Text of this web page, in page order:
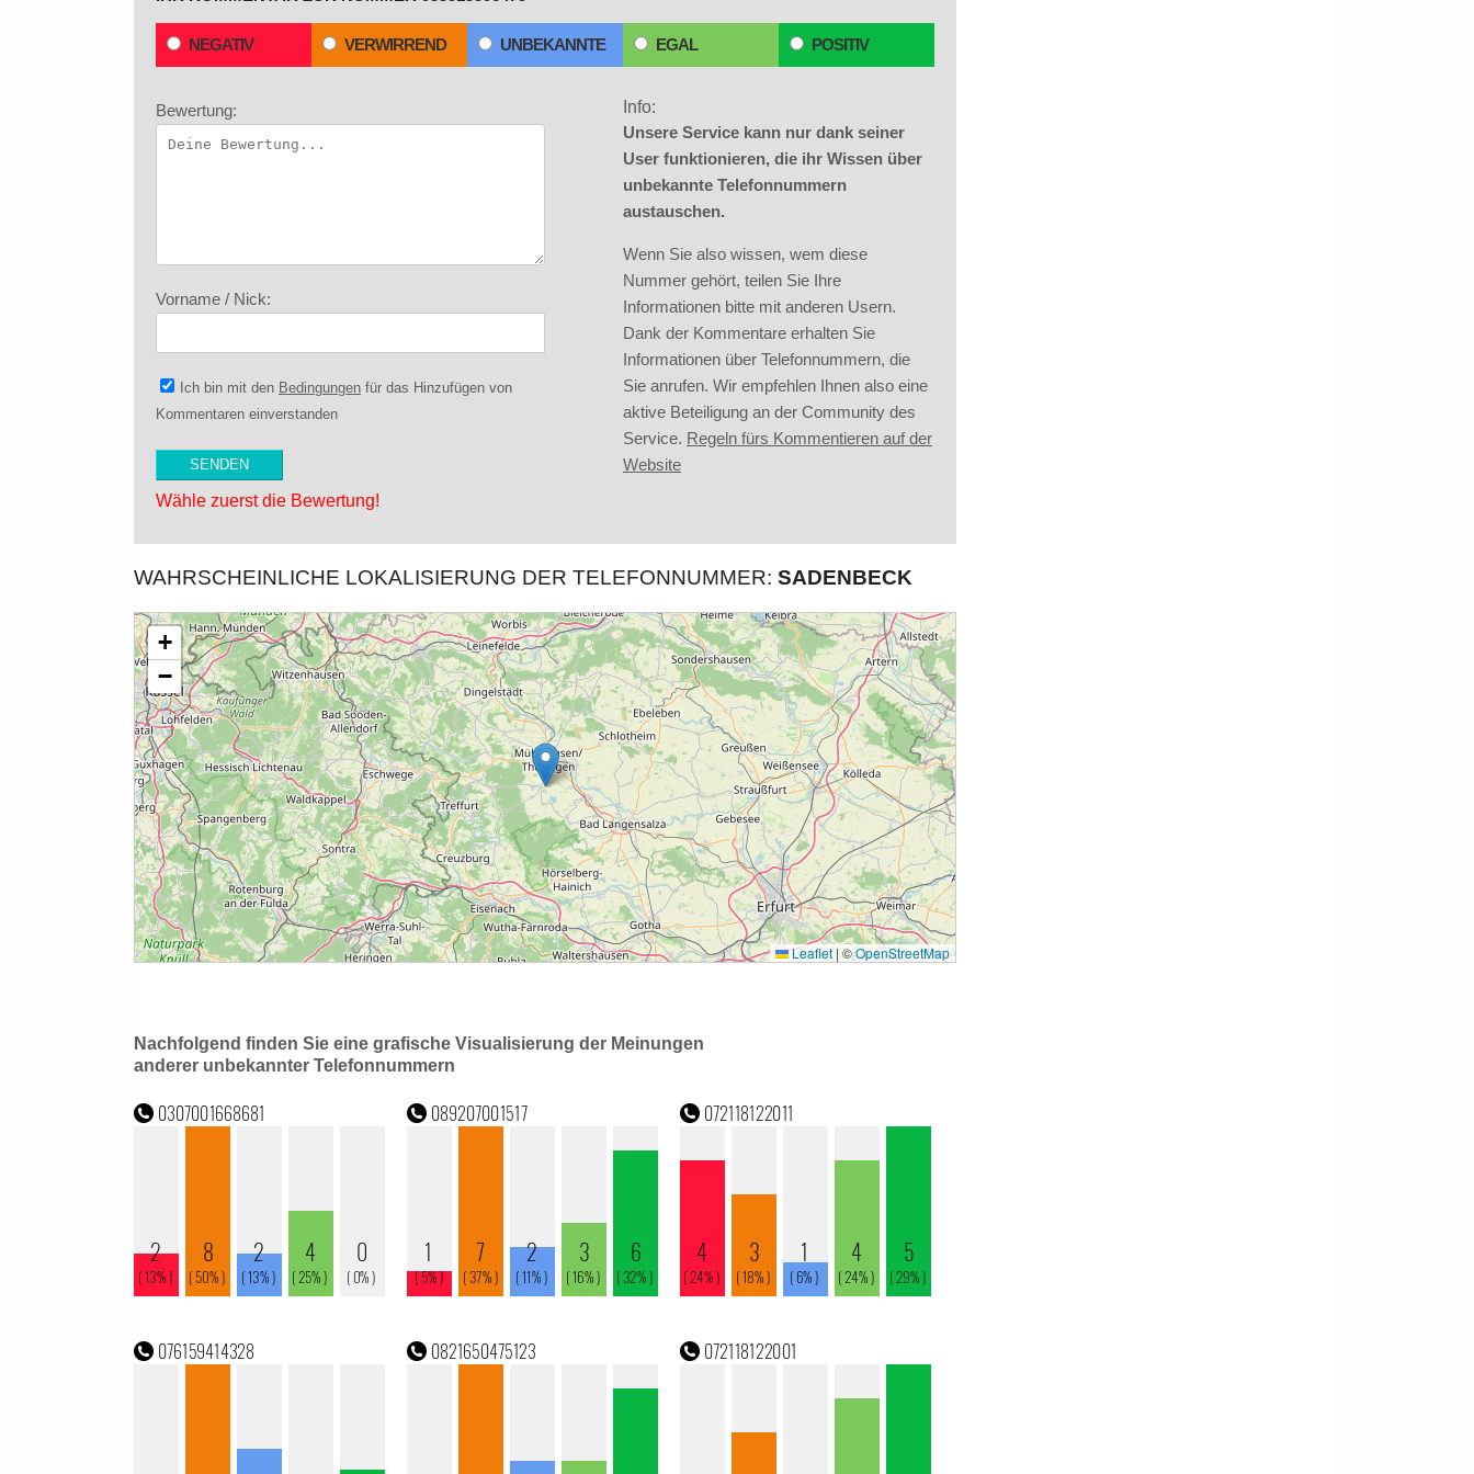
NEGATIV VERWIRREND UNBEKANNTE EGAL POSITIV
Bewertung:
Vorname / Nick:
Ich bin mit den Bedingungen für das Hinzufügen von
Kommentaren einverstanden
Wähle zuerst die Bewertung!
Info:
Unsere Service kann nur dank seiner
User funktionieren, die ihr Wissen über
unbekannte Telefonnummern
austauschen.
Wenn Sie also wissen, wem diese
Nummer gehört, teilen Sie Ihre
Informationen bitte mit anderen Usern.
Dank der Kommentare erhalten Sie
Informationen über Telefonnummern, die
Sie anrufen. Wir empfehlen Ihnen also eine
aktive Beteiligung an der Community des
Service. Regeln fürs Kommentieren auf der
Website
WAHRSCHEINLICHE LOKALISIERUNG DER TELEFONNUMMER: SADENBECK
Nachfolgend finden Sie eine grafische Visualisierung der Meinungen
anderer unbekannter Telefonnummern